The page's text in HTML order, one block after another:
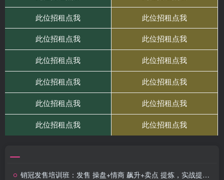
销冠发售培训班：发售 操盘+情商 飙升+卖点 提炼，实战提升百万业绩